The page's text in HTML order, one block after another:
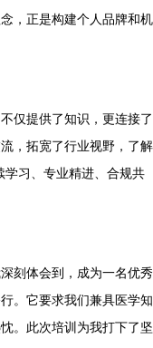
，正是构建个人品牌和机
仅提供了知识，更连接了
，拓宽了行业视野，了解
学习、专业精进、合规共
刻体会到，成为一名优秀
。它要求我们兼具医学知
。此次培训为我打下了坚